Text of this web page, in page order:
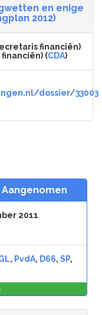
en enige
2012)
financiën)
(CDA)
dossier/33003
2011
, PvdA, D66,SP,